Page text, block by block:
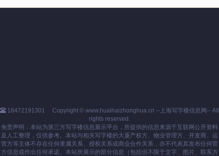
18472191301
Copyright © www.huaihaizhonghua.cn --上海写字楼信息网-- All
rights reserved.
免责声明：本站为第三方写字楼信息展示平台，所提供的信息来源于互联网公开资料
及人工整理，仅供参考。本站与相关写字楼的大厦产权方、物业管理方、开发商、运
营方等主体不存在任何隶属关系、授权关系或商业合作关系，亦不代表其发布任何官
方信息或作出任何承诺。本站所展示的部分信息（包括但不限于文字、图片、联系方